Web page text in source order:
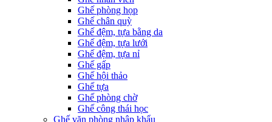
Ghế phòng họp
Ghế chân quỳ
Ghế đệm, tựa bằng da
Ghế đệm, tựa lưới
Ghế đệm, tựa nỉ
Ghế gấp
Ghế hội thảo
Ghế tựa
Ghế phòng chờ
Ghế công thái học
Ghế văn phòng nhập khẩu